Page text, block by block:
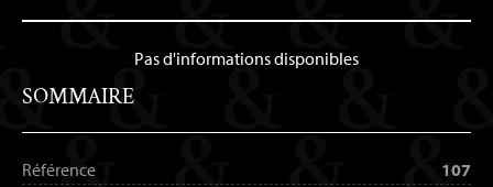
Pas d'informations disponibles
SOMMAIRE
Référence
107